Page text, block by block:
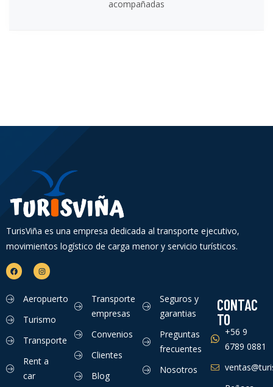
acompañadas
TurisViña es una empresa dedicada al transporte ejecutivo,
movimientos logístico de carga menor y servicio turísticos.
Aeropuerto
Turismo
Transporte
Rent a
car
Transporte
empresas
Convenios
Clientes
Blog
Seguros y
garantias
Preguntas
frecuentes
Nosotros
CONTAC
TO
+56 9
6789 0881